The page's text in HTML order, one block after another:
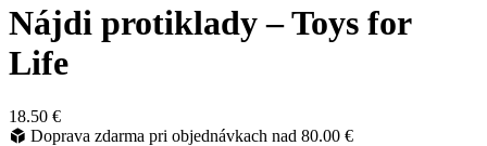
Nájdi protiklady – Toys for
Life
18.50 €
Doprava zdarma pri objednávkach nad 80.00 €